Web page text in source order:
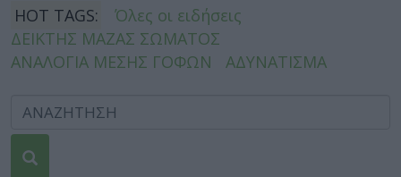
HOT TAGS:
Όλες οι ειδήσεις
ΔΕΙΚΤΗΣ ΜΑΖΑΣ ΣΩΜΑΤΟΣ
ΑΝΑΛΟΓΙΑ ΜΕΣΗΣ ΓΟΦΩΝ
ΑΔΥΝΑΤΙΣΜΑ